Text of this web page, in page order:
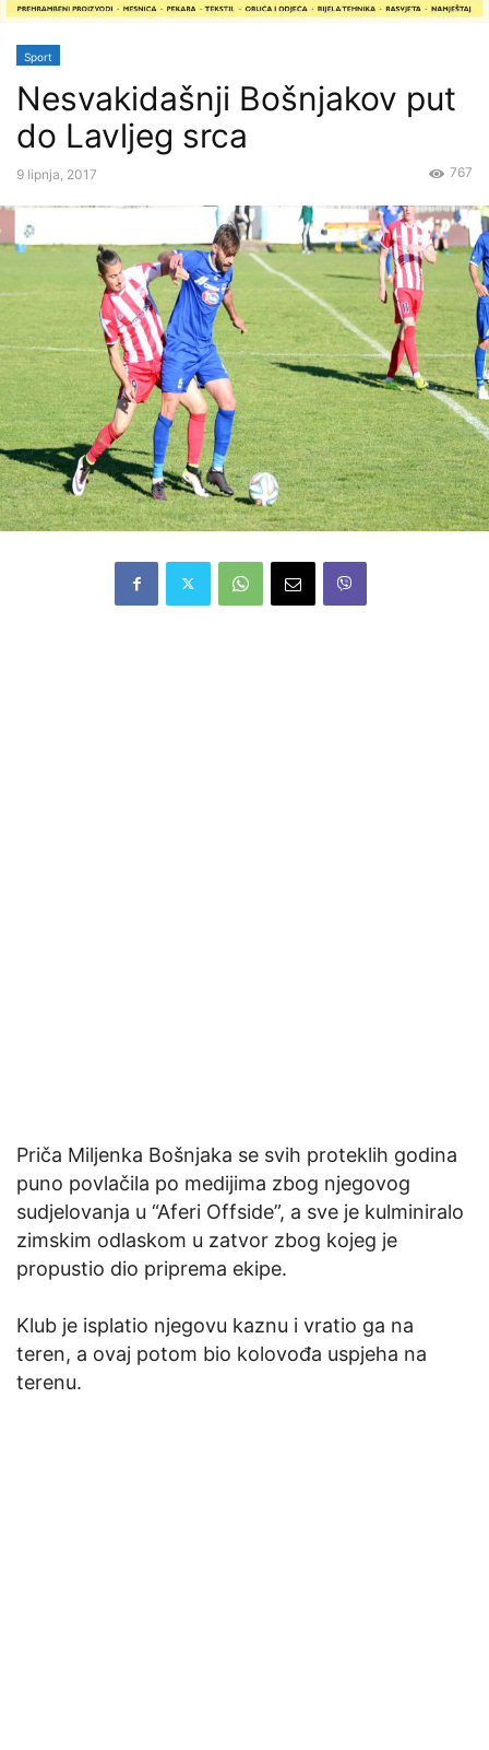
Sport
Nesvakidašnji Bošnjakov put
do Lavljeg srca
9 lipnja, 2017 767
Priča Miljenka Bošnjaka se svih proteklih godina
puno povlačila po medijima zbog njegovog
sudjelovanja u “Aferi Offside”, a sve je kulminiralo
zimskim odlaskom u zatvor zbog kojeg je
propustio dio priprema ekipe.
Klub je isplatio njegovu kaznu i vratio ga na
teren, a ovaj potom bio kolovođa uspjeha na
terenu.